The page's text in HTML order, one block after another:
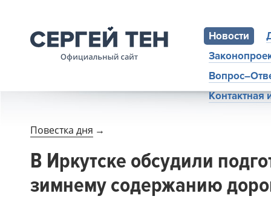
Новости
Повестка дня →
В Иркутске обсудили
зимнему содержанию